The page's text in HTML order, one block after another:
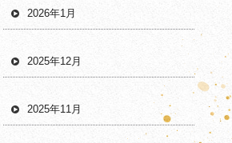
2026年1月
2025年12月
2025年11月